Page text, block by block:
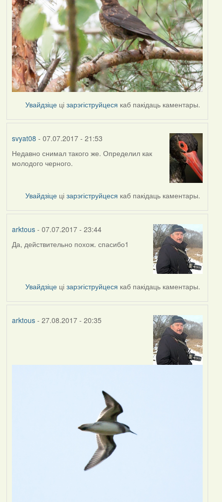
Увайдзіце цізарэгіструйцеся каб пакідаць каментары.
svyat08 - 07.07.2017 - 21:53
In
reply
arktous
Недавно снимал такого же. Определил как
молодого черного.
Увайдзіце цізарэгіструйцеся каб пакідаць каментары.
arktous- 07.07.2017 - 23:44
In
svyat08
Да, действительно похож. спасибо1
Увайдзіце цізарэгіструйцеся каб пакідаць каментары.
arktous- 27.08.2017 - 20:35